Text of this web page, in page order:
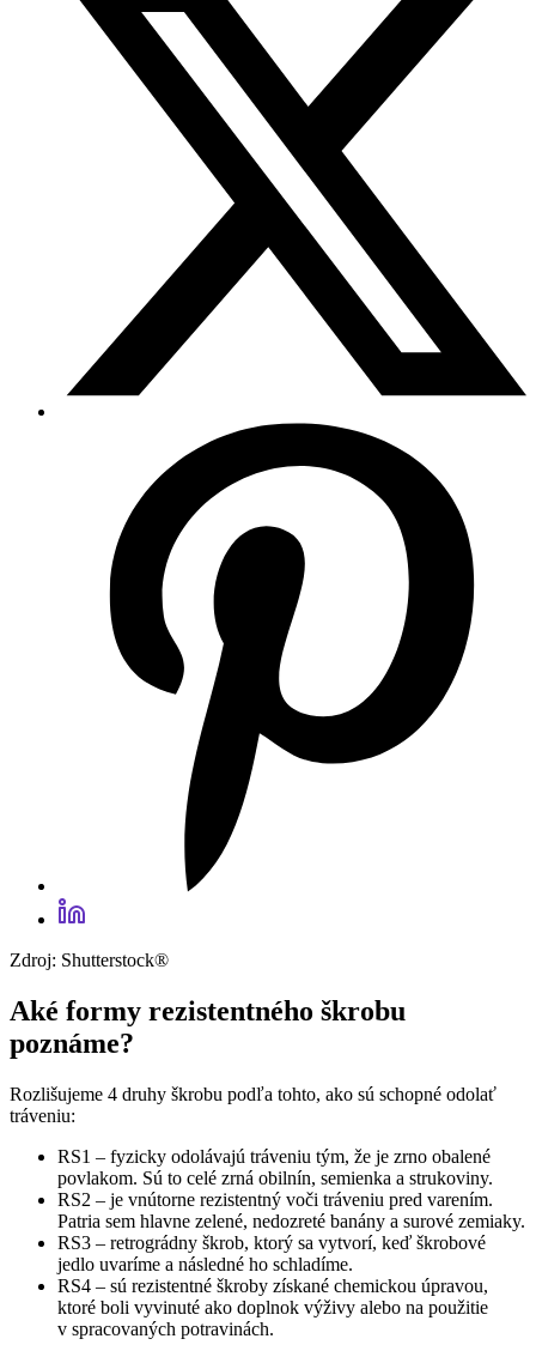
Zdroj: Shutterstock®
Aké formy rezistentného škrobu
poznáme?
Rozlišujeme 4 druhy škrobu podľa tohto, ako sú schopné odolať
tráveniu:
RS1 – fyzicky odolávajú tráveniu tým, že je zrno obalené
povlakom. Sú to celé zrná obilnín, semienka a strukoviny.
RS2 – je vnútorne rezistentný voči tráveniu pred varením.
Patria sem hlavne zelené, nedozreté banány a surové zemiaky.
RS3 – retrográdny škrob, ktorý sa vytvorí, keď škrobové
jedlo uvaríme a následné ho schladíme.
RS4 – sú rezistentné škroby získané chemickou úpravou,
ktoré boli vyvinuté ako doplnok výživy alebo na použitie
v spracovaných potravinách.